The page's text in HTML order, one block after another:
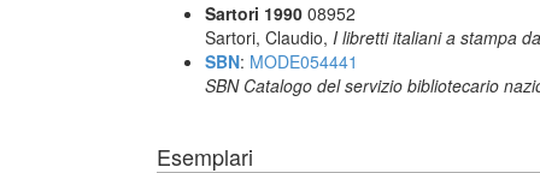
Sartori 1990 08952
Sartori, Claudio, I libretti italiani a stampa
SBN: MODE054441
SBN Catalogo del servizio bibliotecario
Esemplari